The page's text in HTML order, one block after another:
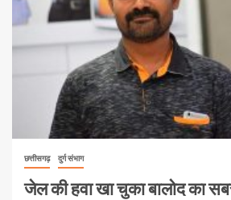
छत्तीसगढ़ दुर्ग संभाग
जेल की हवा खा चुका बालोद का